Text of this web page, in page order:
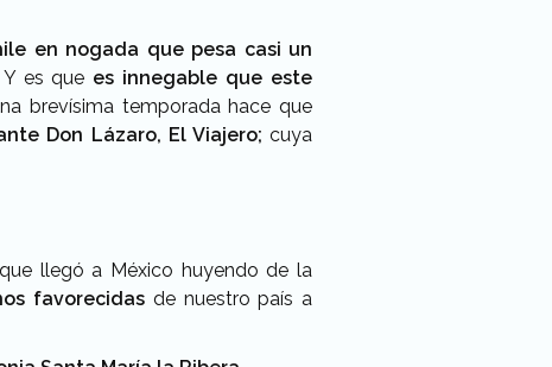
en nogada que pesa casi un
es que es innegable que este
brevísima temporada hace que
Don Lázaro, El Viajero; cuya
llegó a México huyendo de la
favorecidas de nuestro país a